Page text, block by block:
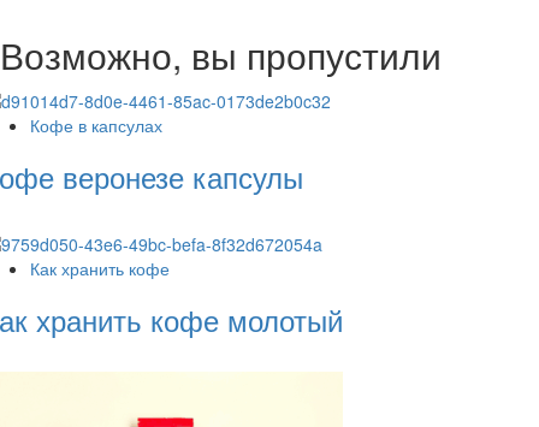
Возможно, вы пропустили
Кофе в капсулах
веронезе капсулы
Как хранить кофе
хранить кофе молотый